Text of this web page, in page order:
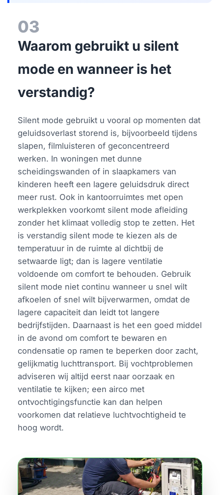
03
Waarom gebruikt u silent
mode en wanneer is het
verstandig?
Silent mode gebruikt u vooral op momenten dat
geluidsoverlast storend is, bijvoorbeeld tijdens
slapen, filmluisteren of geconcentreerd
werken. In woningen met dunne
scheidingswanden of in slaapkamers van
kinderen heeft een lagere geluidsdruk direct
meer rust. Ook in kantoorruimtes met open
werkplekken voorkomt silent mode afleiding
zonder het klimaat volledig stop te zetten. Het
is verstandig silent mode te kiezen als de
temperatuur in de ruimte al dichtbij de
setwaarde ligt; dan is lagere ventilatie
voldoende om comfort te behouden. Gebruik
silent mode niet continu wanneer u snel wilt
afkoelen of snel wilt bijverwarmen, omdat de
lagere capaciteit dan leidt tot langere
bedrijfstijden. Daarnaast is het een goed middel
in de avond om comfort te bewaren en
condensatie op ramen te beperken door zacht,
gelijkmatig luchttransport. Bij vochtproblemen
adviseren wij altijd eerst naar oorzaak en
ventilatie te kijken; een airco met
ontvochtigingsfunctie kan dan helpen
voorkomen dat relatieve luchtvochtigheid te
hoog wordt.